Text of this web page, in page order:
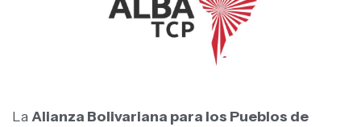
LaAlianza Bolivariana para los Pueblos de